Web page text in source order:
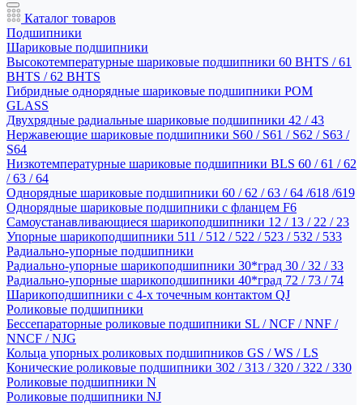
Каталог товаров
Подшипники
Шариковые подшипники
Высокотемпературные шариковые подшипники 60 BHTS / 61
BHTS / 62 BHTS
Гибридные однорядные шариковые подшипники POM
GLASS
Двухрядные радиальные шариковые подшипники 42 / 43
Нержавеющие шариковые подшипники S60 / S61 / S62 / S63 /
S64
Низкотемпературные шариковые подшипники BLS 60 / 61 / 62
/ 63 / 64
Однорядные шариковые подшипники 60 / 62 / 63 / 64 /618 /619
Однорядные шариковые подшипники с фланцем F6
Самоустанавливающиеся шарикоподшипники 12 / 13 / 22 / 23
Упорные шарикоподшипники 511 / 512 / 522 / 523 / 532 / 533
Радиально-упорные подшипники
Радиально-упорные шарикоподшипники 30*град 30 / 32 / 33
Радиально-упорные шарикоподшипники 40*град 72 / 73 / 74
Шарикоподшипники с 4-х точечным контактом QJ
Роликовые подшипники
Бессепараторные роликовые подшипники SL / NCF / NNF /
NNCF / NJG
Кольца упорных роликовых подшипников GS / WS / LS
Конические роликовые подшипники 302 / 313 / 320 / 322 / 330
Роликовые подшипники N
Роликовые подшипники NJ